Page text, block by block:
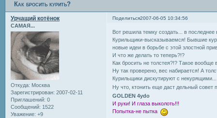
Как бросить курить?
Поделиться2007-06-05 10:34:56
Урчащий котёнок
САМАЯ...
Откуда: Москва
Зарегистрирован: 2007-02-11
Приглашений: 0
Сообщений: 1522
Уважение: +9
Вот решила темку создать... в
Курильщики-высказываемся! Бывшие
новые идеи в борьбе с этой злостной
И что же делать то теперь?!?
Как бросить не толстея?!? Такое вообще
Ну так проверено, вес набирается! А
Курильщики дискутируют с
Ну что, ктонить еще даст дельный совет
GOLDEN 4ydo
И руки! И глаза выколоть!!!
Попытка-не пытка